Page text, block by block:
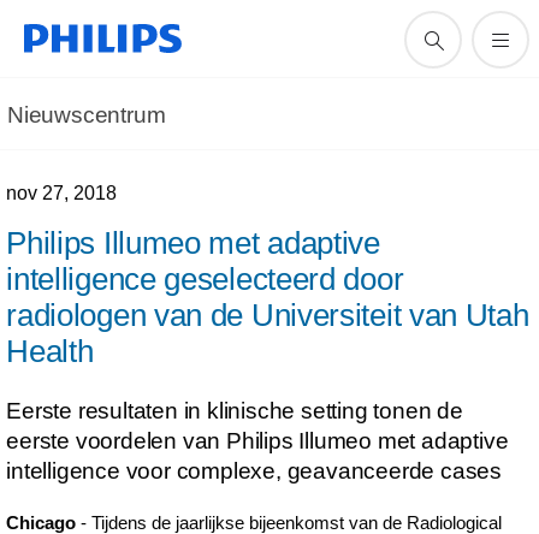
Nieuwscentrum
nov 27, 2018
Philips Illumeo met adaptive
intelligence geselecteerd door
radiologen van de Universiteit van Utah
Health
Eerste resultaten in klinische setting tonen de
eerste voordelen van Philips Illumeo met adaptive
intelligence voor complexe, geavanceerde cases
Chicago - Tijdens de jaarlijkse bijeenkomst van de Radiological